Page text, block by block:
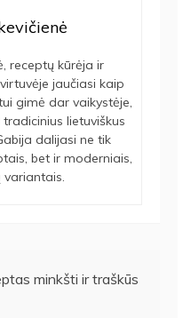
receptų kūrėja ir
jaučiasi kaip
gimė dar vaikystėje,
lietuviškus
dalijasi ne tik
bet ir moderniais,
variantais.
minkšti ir traškūs